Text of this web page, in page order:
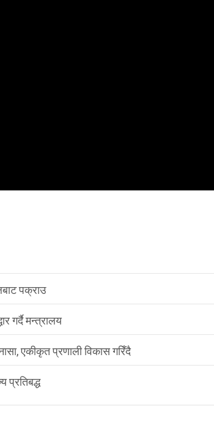
पक्राउ
गर्दै मन्त्रालय
एकीकृत प्रणाली विकास गरिँदै
प्रतिबद्ध